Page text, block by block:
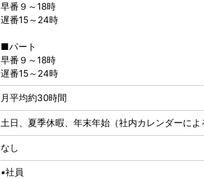
早番９～18時
遅番15～24時
■パート
早番９～18時
遅番15～24時
月平均約30時間
土日、夏季休暇、年末年始（社内カレンダーによ
なし
▪社員